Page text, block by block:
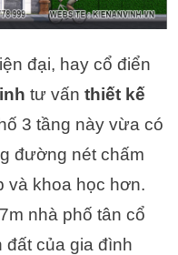
đại, hay cổ điển
tư vấn thiết kế
3 tầng này vừa có
đường nét chấm
và khoa học hơn.
nhà phố tân cổ
đất của gia đình